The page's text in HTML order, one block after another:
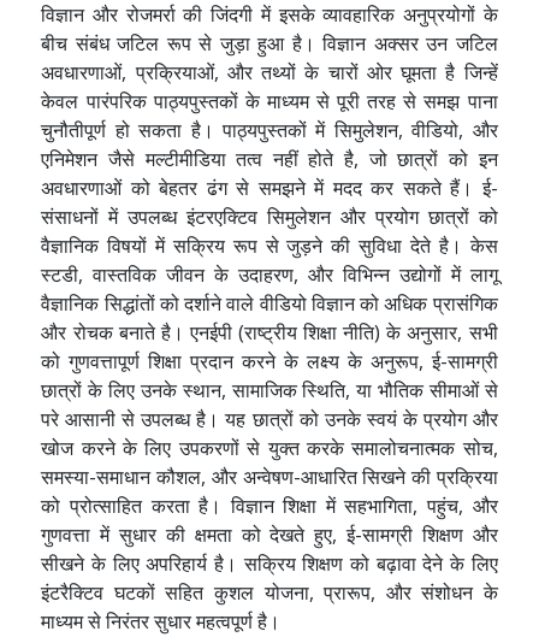
विज्ञान और रोजमर्रा की जिंदगी में इसके व्यावहारिक अनुप्रयोगों के
बीच संबंध जटिल रूप से जुड़ा हुआ है। विज्ञान अक्सर उन जटिल
अवधारणाओं, प्रक्रियाओं, और तथ्यों के चारों ओर घूमता है जिन्हें
केवल पारंपरिक पाठ्यपुस्तकों के माध्यम से पूरी तरह से समझ पाना
चुनौतीपूर्ण हो सकता है। पाठ्यपुस्तकों में सिमुलेशन, वीडियो, और
एनिमेशन जैसे मल्टीमीडिया तत्व नहीं होते है, जो छात्रों को इन
अवधारणाओं को बेहतर ढंग से समझने में मदद कर सकते हैं। ई-
संसाधनों में उपलब्ध इंटरएक्टिव सिमुलेशन और प्रयोग छात्रों को
वैज्ञानिक विषयों में सक्रिय रूप से जुड़ने की सुविधा देते है। केस
स्टडी, वास्तविक जीवन के उदाहरण, और विभिन्न उद्योगों में लागू
वैज्ञानिक सिद्धांतों को दर्शाने वाले वीडियो विज्ञान को अधिक प्रासंगिक
और रोचक बनाते है। एनईपी (राष्ट्रीय शिक्षा नीति) के अनुसार, सभी
को गुणवत्तापूर्ण शिक्षा प्रदान करने के लक्ष्य के अनुरूप, ई-सामग्री
छात्रों के लिए उनके स्थान, सामाजिक स्थिति, या भौतिक सीमाओं से
परे आसानी से उपलब्ध है। यह छात्रों को उनके स्वयं के प्रयोग और
खोज करने के लिए उपकरणों से युक्त करके समालोचनात्मक सोच,
समस्या-समाधान कौशल, और अन्वेषण-आधारित सिखने की प्रक्रिया
को प्रोत्साहित करता है। विज्ञान शिक्षा में सहभागिता, पहुंच, और
गुणवत्ता में सुधार की क्षमता को देखते हुए, ई-सामग्री शिक्षण और
सीखने के लिए अपरिहार्य है। सक्रिय शिक्षण को बढ़ावा देने के लिए
इंटरैक्टिव घटकों सहित कुशल योजना, प्रारूप, और संशोधन के
माध्यम से निरंतर सुधार महत्वपूर्ण है।